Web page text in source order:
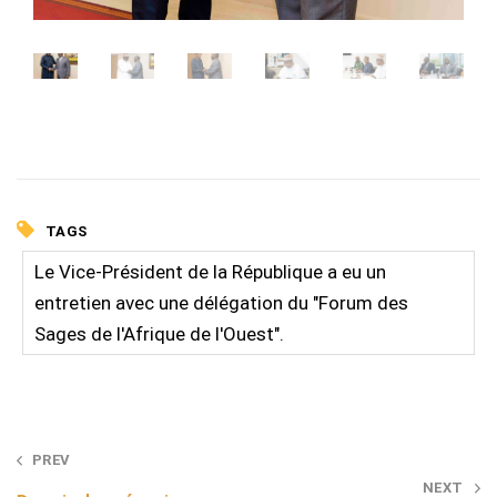
TAGS
Le Vice-Président de la République a eu un
entretien avec une délégation du "Forum des
Sages de l'Afrique de l'Ouest".
Post
PREV
NEXT